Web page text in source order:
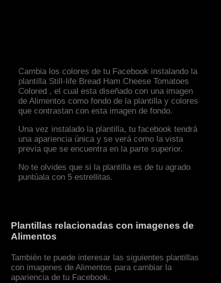
Cambia los colores de tu Facebook instalando la
plantilla Still-life Bread Ham Cheese Tomatoes
Colored , el cual esta diseñado con una imagen
de Alimentos como fondo de la plantilla y colores
que contrastan con esta imagen de fondo.
Una vez instalado la plantilla, tu facebook tendrá
una apariencia única y se verá como la vista
previa que se encuentra en la parte superior.
No te olvides que si la plantilla es de tu agrado
puntúala con 5 estrellitas.
Plantillas relacionadas con imagenes de
Alimentos
También te puede interesar las siguientes plantillas
con imagenes de Alimentos para cambiar la
apariencia de tu Facebook.